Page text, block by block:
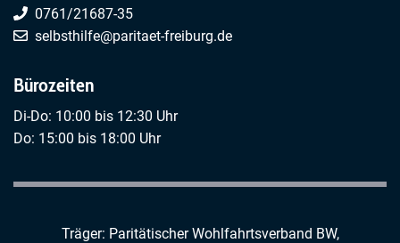
0761/21687-35
selbsthilfe@paritaet-freiburg.de
Bürozeiten
Di-Do: 10:00 bis 12:30 Uhr
Do: 15:00 bis 18:00 Uhr
Träger: Paritätischer Wohlfahrtsverband BW,